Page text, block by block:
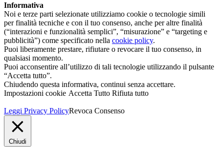
Informativa
Noi e terze parti selezionate utilizziamo cookie o tecnologie simili
per finalità tecniche e con il tuo consenso, anche per altre finalità
(“interazioni e funzionalità semplici”, “misurazione” e “targeting e
pubblicità”) come specificato nella cookie policy.
Puoi liberamente prestare, rifiutare o revocare il tuo consenso, in
qualsiasi momento.
Puoi acconsentire all’utilizzo di tali tecnologie utilizzando il pulsante
“Accetta tutto”.
Chiudendo questa informativa, continui senza accettare.
Impostazioni cookie Accetta Tutto Rifiuta tutto
Leggi Privacy PolicyRevoca Consenso
Chiudi